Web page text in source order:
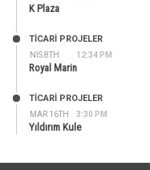
K Plaza
NIS 8TH 12:34 PM
TİCARİ PROJELER
Royal Marin
MAR 16TH 3:30 PM
TİCARİ PROJELER
Yıldırım Kule